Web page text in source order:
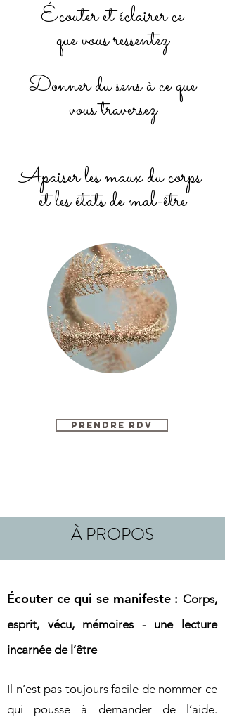
Écouter et éclairer ce
que vous ressentez
Donner du sens à ce que
vous traversez
Apaiser les maux du corps ​
et les états de mal-être
PRENDRE RDV
À PROPOS
Écouter ce qui se manifeste : Corps,
esprit, vécu, mémoires - une lecture
incarnée de l’être
Il n’est pas toujours facile de nommer ce
qui pousse à demander de l’aide.